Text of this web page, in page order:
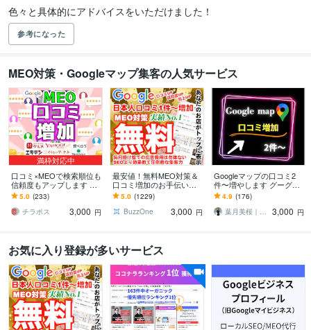
色々と具体的にアドバイスをいただけました！
参考になった
MEO対策・Googleマップ集客の人気サービス
満枠対応中
口コミ×MEOで検索順位も
信頼度もアップします リ
アルなクチコミで信頼と
来店数アップ！
5.0 (233)
チラポス
3,000 円
最安値！無料MEO対策＆
口コミ増加のお手伝いし
ます ⭐️日本人からの最適
なワードを含む対策でGo
ogle上位表示
5.0 (1229)
BuzzOne
3,000 円
Googleマップの口コミ2
件〜増やします グーグル
マップの口コミ増加しま
す/保証有り
4.9 (176)
葉月美桜｜SNSデザイナー
3,000 円
お気に入り登録が多いサービス